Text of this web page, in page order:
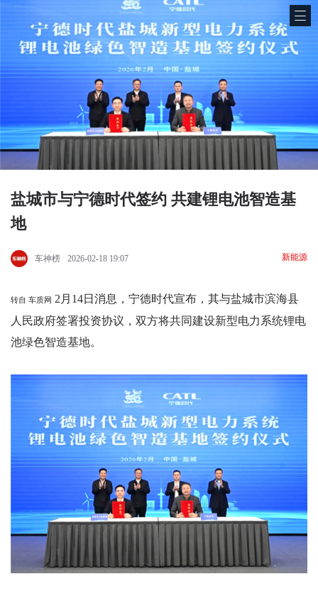
盐城市与宁德时代签约 共建锂电池智造基
地
车神榜 2026-02-18 19:07 新能源
转自 车质网 2月14日消息，宁德时代宣布，其与盐城市滨海县
人民政府签署投资协议，双方将共同建设新型电力系统锂电
池绿色智造基地。